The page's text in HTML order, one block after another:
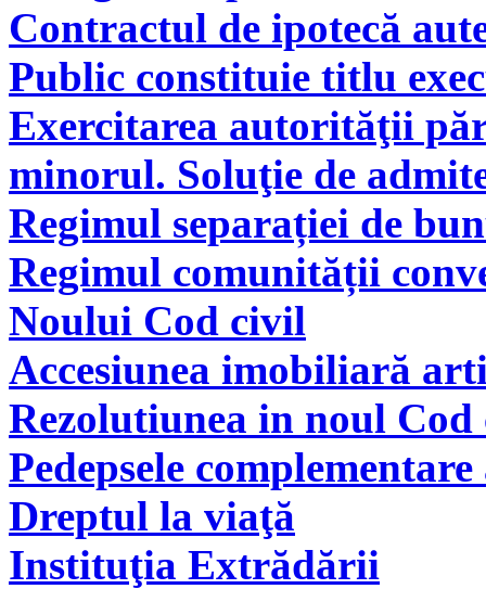
Contractul de ipotecă
Public constituie titlu
Exercitarea autorităţii
minorul. Soluţie de
Regimul separației de
Regimul comunității
Noului Cod civil
Accesiunea imobiliară
Rezolutiunea in noul
Pedepsele
Dreptul la viaţă
Instituţia Extrădării